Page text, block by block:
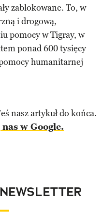
zablokowane. To, w
i drogową,
pomocy w Tigray, w
ponad 600 tysięcy
humanitarnej
nasz artykuł do końca.
w Google.